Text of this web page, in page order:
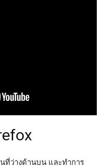
ที่ว่างด้านบน และทำการ